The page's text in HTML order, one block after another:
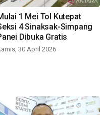
1 Mei Tol Kutepat
4 Sinaksak-Simpang
Dibuka Gratis
30 April 2026